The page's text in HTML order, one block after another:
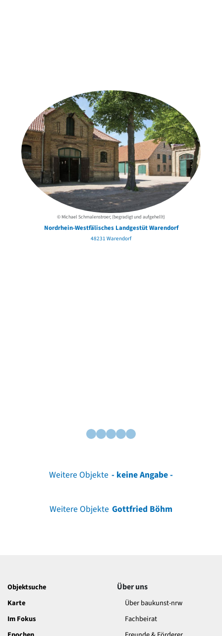
© Michael Schmalenstroer; (begradigt und aufgehellt)
Nordrhein-Westfälisches Landgestüt Warendorf
48231 Warendorf
Weitere Objekte - keine Angabe -
Weitere Objekte Gottfried Böhm
Objektsuche
Karte
Im Fokus
Über uns
Über baukunst-nrw
Fachbeirat